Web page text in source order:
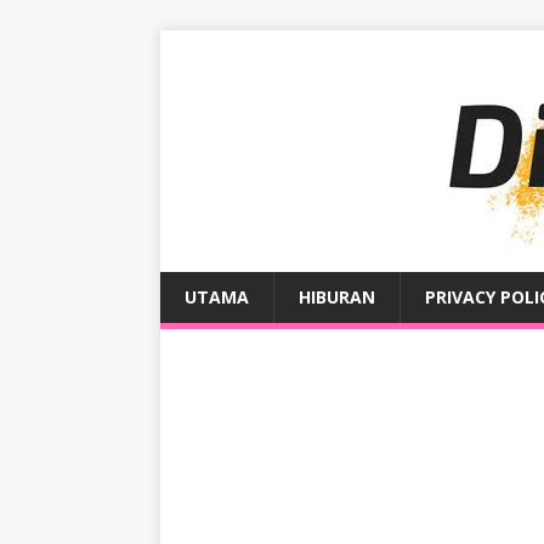
UTAMA HIBURAN PRIVACY